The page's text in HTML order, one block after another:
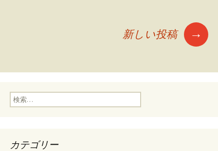
投稿ナビゲーション
新しい投稿 →
検索:
カテゴリー